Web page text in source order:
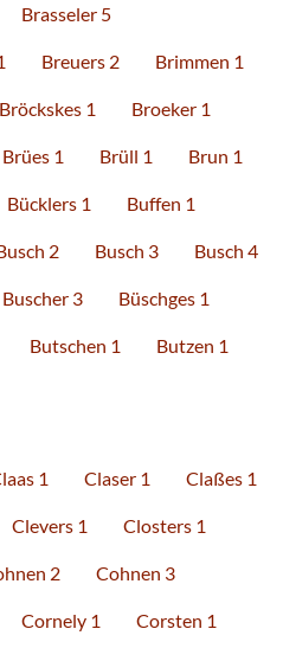
Brasseler 5
Breuers 2 Brimmen 1
Bröckskes 1 Broeker 1
Brües 1 Brüll 1 Brun 1
Bücklers 1 Buffen 1
2 Busch 3 Busch 4
Buscher 3 Büschges 1
Butschen 1 Butzen 1
1 Claser 1 Claßes 1
Clevers 1 Closters 1
2 Cohnen 3
Cornely 1 Corsten 1